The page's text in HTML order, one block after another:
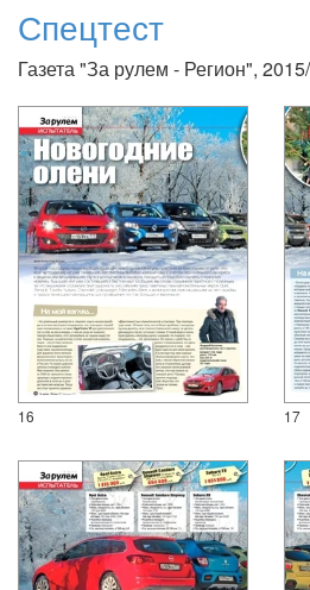
Спецтест
Газета "За рулем - Регион",
16 17